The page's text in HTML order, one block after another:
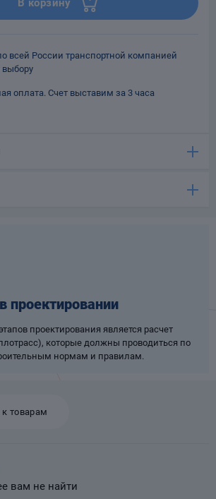
всей России транспортной компанией
оплата. Счет выставим за 3 часа
проектировании
проектирования является расчет
которые должны проводиться по
нормам и правилам.
к товарам
вам не найти